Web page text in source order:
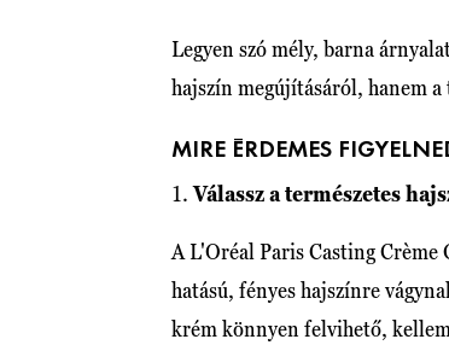
Legyen szó mély, barna
hajszín megújításáról, hanem
MIRE ÉRDEMES
1.Válassz a természetes
A L'Oréal Paris Casting Crème
hatású, fényes hajszínre
krém könnyen felvihető,